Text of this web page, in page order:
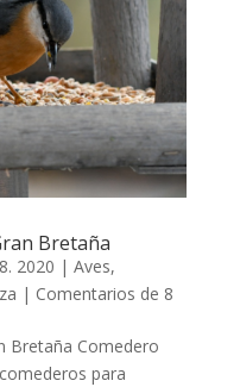
Bretaña
2020 | Aves,
| Comentarios de 8
Bretaña Comedero
para